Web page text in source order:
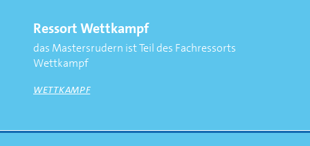
Ressort Wettkampf
das Mastersrudern ist Teil des Fachressorts
Wettkampf
WETTKAMPF